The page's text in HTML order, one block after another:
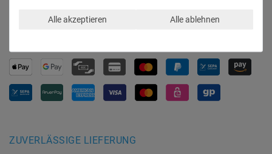
Vertrag widerrufen
ZUVERLÄSSIGE LIEFERUNG
Alle akzeptieren Alle ablehnen